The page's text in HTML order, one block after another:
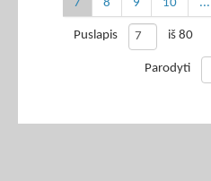
7
8 9 10 ...
Puslapis iš 80
Parodyti